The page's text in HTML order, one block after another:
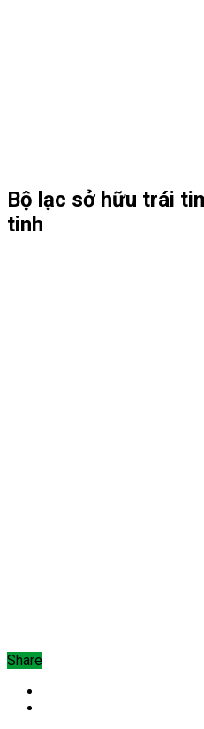
Bộ lạc sở hữu trái
tinh
Share